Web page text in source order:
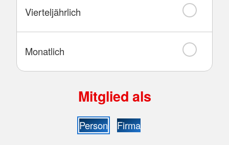
Vierteljährlich
Monatlich
Mitglied als
Person Firma